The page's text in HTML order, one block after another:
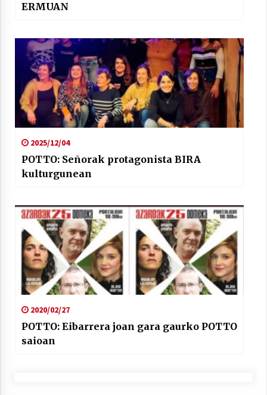
ERMUAN
2025/12/04
POTTO: Señorak protagonista BIRA
kulturgunean
2020/02/27
POTTO: Eibarrera joan gara gaurko POTTO
saioan